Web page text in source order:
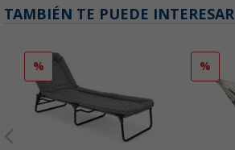
TAMBIÉN TE PUEDE INTERESAR
% %